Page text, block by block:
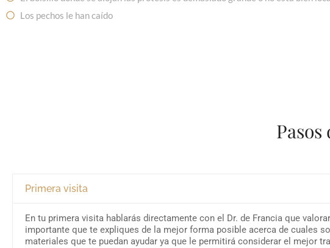
Los pechos le han caído
Primera visita
En tu primera visita hablarás directamente con el Dr. de Francia que
importante que te expliques de la mejor forma posible acerca de cuales
materiales que te puedan ayudar ya que le permitirá considerar el mejor